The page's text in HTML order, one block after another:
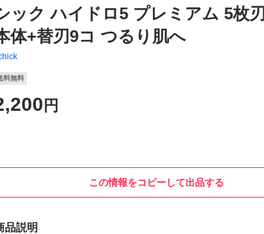
ック ハイドロ5 プレミアム 5枚刃
体+替刃9コ つるり肌へ
料無料
円
この情報をコピーして出品する
品説明